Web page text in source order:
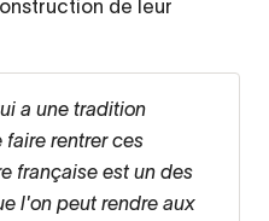
de leur
a une tradition
faire rentrer ces
française est un des
l'on peut rendre aux